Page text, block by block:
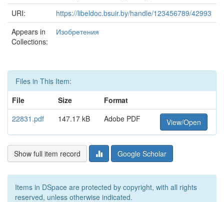
URI:
https://libeldoc.bsuir.by/handle/123456789/42993
Appears in
Collections:
Изобретения
Files in This Item:
File
Size
Format
22831.pdf
147.17 kB Adobe PDF View/Open
Show full item record Google Scholar
Items in DSpace are protected by copyright, with all rights
reserved, unless otherwise indicated.